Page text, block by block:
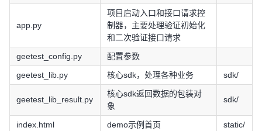
app.py
项目启动入口和接口请求控
制器，主要处理验证初始化
和二次验证接口请求
geetest_config.py
配置参数
geetest_lib.py
核心sdk，处理各种业务 sdk/
geetest_lib_result.py
核心sdk返回数据的包装对
象
sdk/
index.html demo示例首页
static/